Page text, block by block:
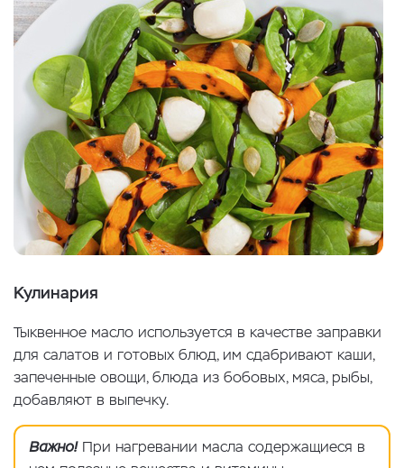
Кулинария
Тыквенное масло используется в качестве заправки
для салатов и готовых блюд, им сдабривают каши,
запеченные овощи, блюда из бобовых, мяса, рыбы,
добавляют в выпечку.
Важно!При нагревании масла содержащиеся в